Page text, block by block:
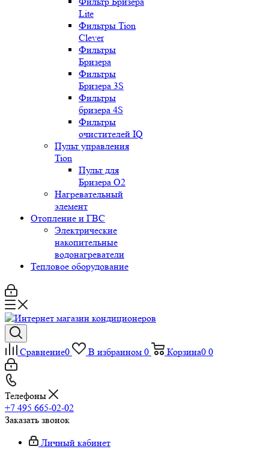
Lite
Фильтры Tion
Clever
Фильтры
Бризера
Фильтры
Бризера 3S
Фильтры
бризера 4S
Фильтры
очистителей IQ
Пульт управления
Tion
Пульт для
Бризера O2
Нагревательный
элемент
Отопление и ГВС
Электрические
накопительные
водонагреватели
Тепловое оборудование
Сравнение0 В избранном 0 Корзина0 0
Телефоны
+7 495 665-02-02
Заказать звонок
Личный кабинет